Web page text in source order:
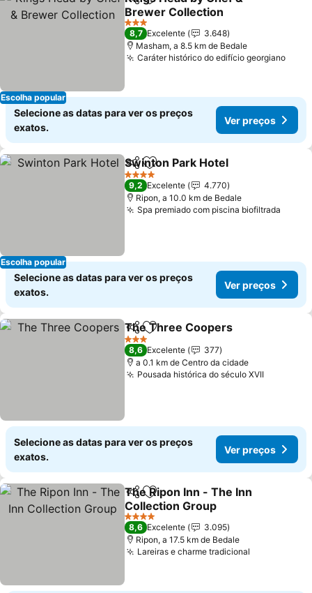
Escolha popular
PartilharAdicionar aos favoritos
Brewer Collection
Ver preços
3 Estrelas
8,7 Excelente
3.648
Masham, a 8.5 km de Bedale
Caráter histórico do edifício georgianoVer
Selecione as datas para ver os preços
exatos.
Ver preços
Escolha popular
PartilharAdicionar aos favoritos
Swinton Park Hotel
4 Estrelas
9,2 Excelente
4.770
Ripon, a 10.0 km de Bedale
Spa premiado com piscina biofiltrada
Selecione as datas para ver os preços
exatos.
Ver preços
PartilharAdicionar aos favoritos
The Three Coopers
3 Estrelas
8,6 Excelente
377
a 0.1 km de Centro da cidade
Pousada histórica do século XVIIVer
Selecione as datas para ver os preços
exatos.
Ver preços
PartilharAdicionar aos favoritos
The Ripon Inn - The Inn
Collection Group
Ver preços
4 Estrelas
8,6 Excelente
3.095
Ripon, a 17.5 km de Bedale
Lareiras e charme tradicional